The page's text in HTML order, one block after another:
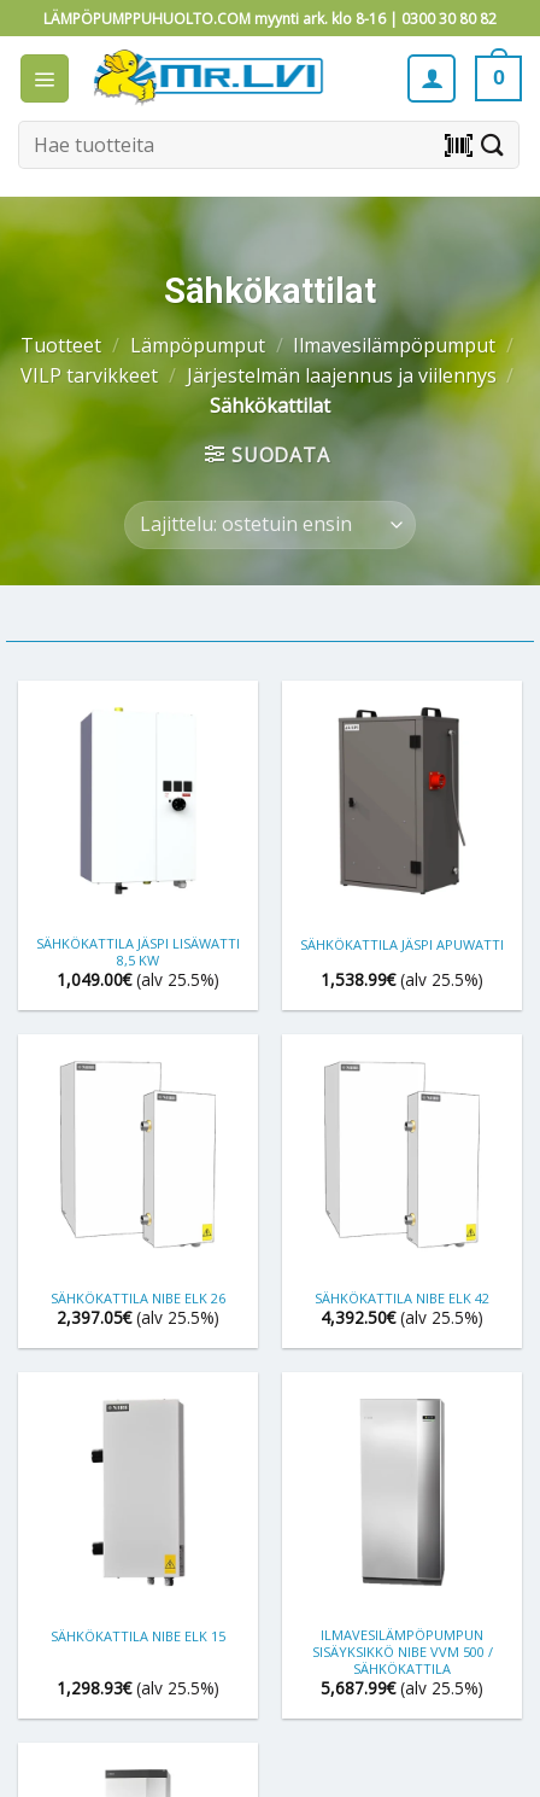
to
content
LÄMPÖPUMPPUHUOLTO.COM myynti ark. klo 8-16 | 0300 30 80 82
0
Etsi: barcode_scanner
Sähkökattilat
Tuotteet / Lämpöpumput / Ilmavesilämpöpumput /
VILP tarvikkeet / Järjestelmän laajennus ja viilennys /
Sähkökattilat
SUODATA
SÄHKÖKATTILA JÄSPI LISÄWATTI
8,5 KW
1,049.00€ (alv 25.5%)
SÄHKÖKATTILA JÄSPI APUWATTI
1,538.99€ (alv 25.5%)
SÄHKÖKATTILA NIBE ELK 26
2,397.05€ (alv 25.5%)
SÄHKÖKATTILA NIBE ELK 42
4,392.50€ (alv 25.5%)
SÄHKÖKATTILA NIBE ELK 15
1,298.93€ (alv 25.5%)
ILMAVESILÄMPÖPUMPUN
SISÄYKSIKKÖ NIBE VVM 500 /
SÄHKÖKATTILA
5,687.99€ (alv 25.5%)